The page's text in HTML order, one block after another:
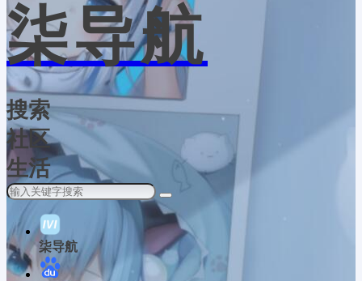
柒导航
搜索
社区
生活
柒导航